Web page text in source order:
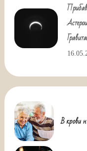
В крови